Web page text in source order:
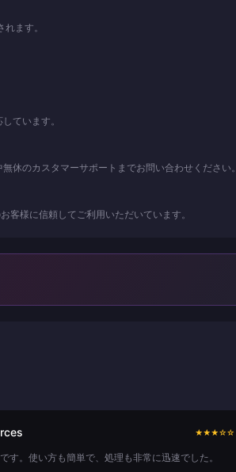
ます。
ています。
休のカスタマーサポートまでお問い合わせください。
客様に信頼してご利用いただいています。
★★★☆☆
す。使い方も簡単で、処理も非常に迅速でした。